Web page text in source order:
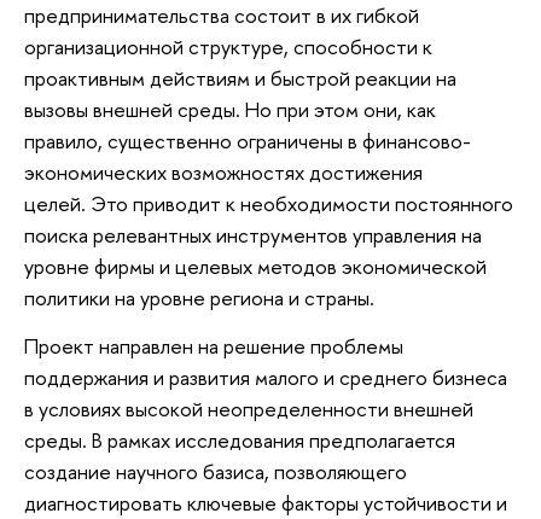
предпринимательства состоит в их гибкой
организационной структуре, способности к
проактивным действиям и быстрой реакции на
вызовы внешней среды. Но при этом они, как
правило, существенно ограничены в финансово-
экономических возможностях достижения
целей. Это приводит к необходимости постоянного
поиска релевантных инструментов управления на
уровне фирмы и целевых методов экономической
политики на уровне региона и страны.
Проект направлен на решение проблемы
поддержания и развития малого и среднего бизнеса
в условиях высокой неопределенности внешней
среды. В рамках исследования предполагается
создание научного базиса, позволяющего
диагностировать ключевые факторы устойчивости и